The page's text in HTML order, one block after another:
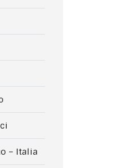
– Italia